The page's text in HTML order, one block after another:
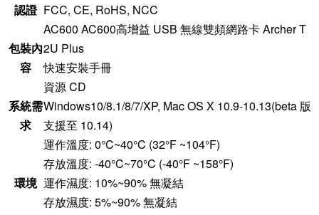
認證 FCC, CE, RoHS, NCC
包裝內
容
AC600 AC600高增益 USB 無線雙頻網路卡 Archer T
2U Plus
快速安裝手冊
資源 CD
系統需
求
Windows10/8.1/8/7/XP, Mac OS X 10.9-10.13(beta 版
支援至 10.14)
環境
運作溫度: 0°C~40°C (32°F ~104°F)
存放溫度: -40°C~70°C (-40°F ~158°F)
運作濕度: 10%~90% 無凝結
存放濕度: 5%~90% 無凝結